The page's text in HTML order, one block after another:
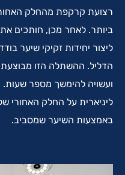
רצועת קרקפת מהחלק
ביותר. לאחר מכן, חותכים
ליצור יחידות זקיקי שיער
הדליל. ההשתלה הזו
ועשויה להימשך מספר
ליניארית על החלק האחורי
באמצעות השיער שמסביב.